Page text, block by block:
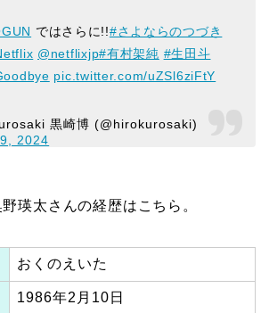
ではさらに!!#さよならのつづき
@netflixjp#有村架純 #生田斗
pic.twitter.com/uZSl6ziFtY
黒崎博 (@hirokurosaki)
2024
瑛太さんの経歴はこちら。
おくのえいた
1986年2月10日